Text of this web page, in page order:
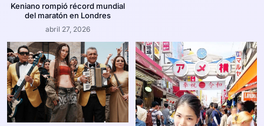
Keniano rompió récord mundial
del maratón en Londres
abril 27, 2026